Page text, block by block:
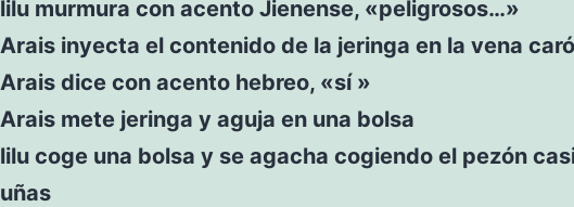
lilu murmura con acento Jienense, «peligrosos…»
Arais inyecta el contenido de la jeringa en la vena
Arais dice con acento hebreo, «sí »
Arais mete jeringa y aguja en una bolsa
lilu coge una bolsa y se agacha cogiendo el pezón
uñas